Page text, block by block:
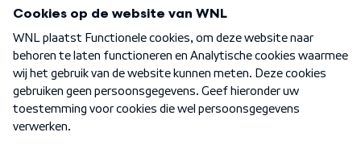
Nieuwsbrief
Word Lid